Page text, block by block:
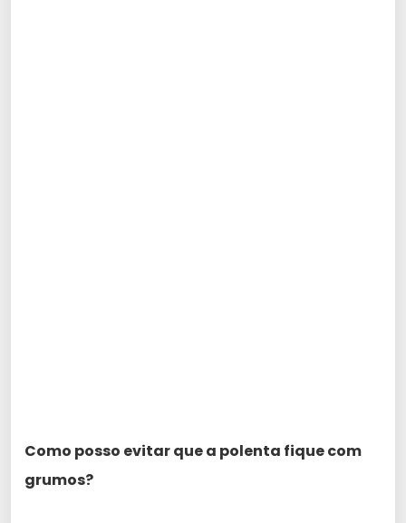
Como posso evitar que a polenta fique com
grumos?